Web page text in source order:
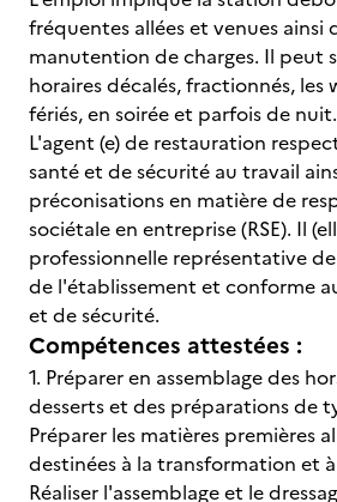
fréquentes allées et venues ainsi
manutention de charges. Il peut
horaires décalés, fractionnés, les
fériés, en soirée et parfois de nuit.
L'agent (e) de restauration
santé et de sécurité au travail
préconisations en matière de
sociétale en entreprise (RSE). Il
professionnelle représentative
de l'établissement et conforme
et de sécurité.
Compétences attestées :
1. Préparer en assemblage des
desserts et des préparations de
Préparer les matières premières
destinées à la transformation et
Réaliser l'assemblage et le